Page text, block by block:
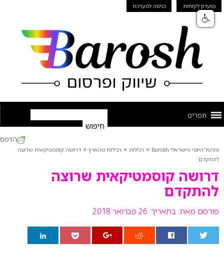
מועדון לקוחות כניסה למערכת
תפריט
פורטל היופי הישראלי Barosh » רכילות » רכילות מהארץ » דרושה קוסמטיקאית שרוצה
להתקדם
דרושה קוסמטיקאית שרוצה
להתקדם
פורסם מאת: בתאריך: 26 פברואר 2018
הדפס